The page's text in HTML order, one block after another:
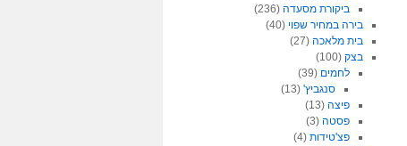
ביקורת מסעדה (236)
בירה במחיר שפוי (40)
בית מלאכה(27)
בצק(100)
לחמים (39)
סנגביץ'(13)
פיצה (13)
פסטה (3)
פצ'טידות (4)